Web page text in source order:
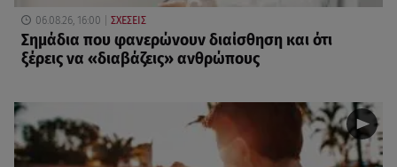
06.08.26, 16:00 ΣΧΕΣΕΙΣ
Σημάδια που φανερώνουν διαίσθηση και ότι
ξέρεις να «διαβάζεις» ανθρώπους